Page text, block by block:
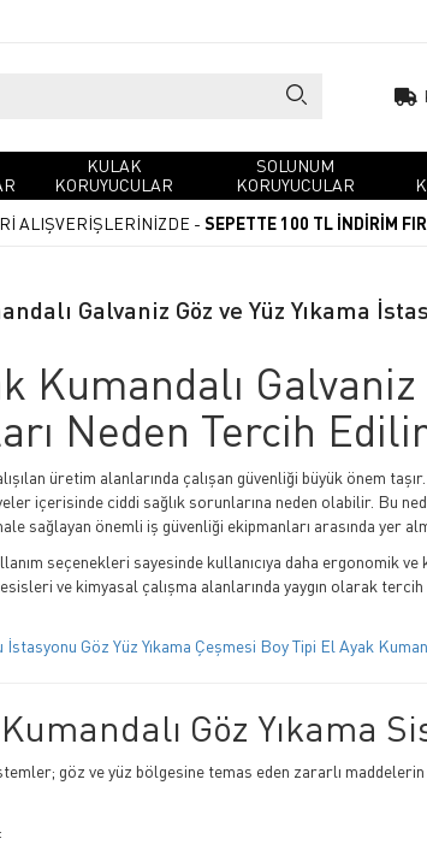
KULAK
KORUYUCULAR
SOLUNUM
KORUYUCULAR
ALIŞVERİŞLERİNİZDE - SEPETTE 100 TL İNDİRİM
Galvaniz Göz ve Yüz Yıkama
Kumandalı Galvaniz
Neden Tercih
üretim alanlarında çalışan güvenliği büyük önem
içerisinde ciddi sağlık sorunlarına neden olabilir. Bu
sağlayan önemli iş güvenliği ekipmanları arasında yer
seçenekleri sayesinde kullanıcıya daha ergonomik
ve kimyasal çalışma alanlarında yaygın olarak
İstasyonu Göz Yüz Yıkama Çeşmesi Boy Tipi El Ayak
Göz Yıkama
göz ve yüz bölgesine temas eden zararlı